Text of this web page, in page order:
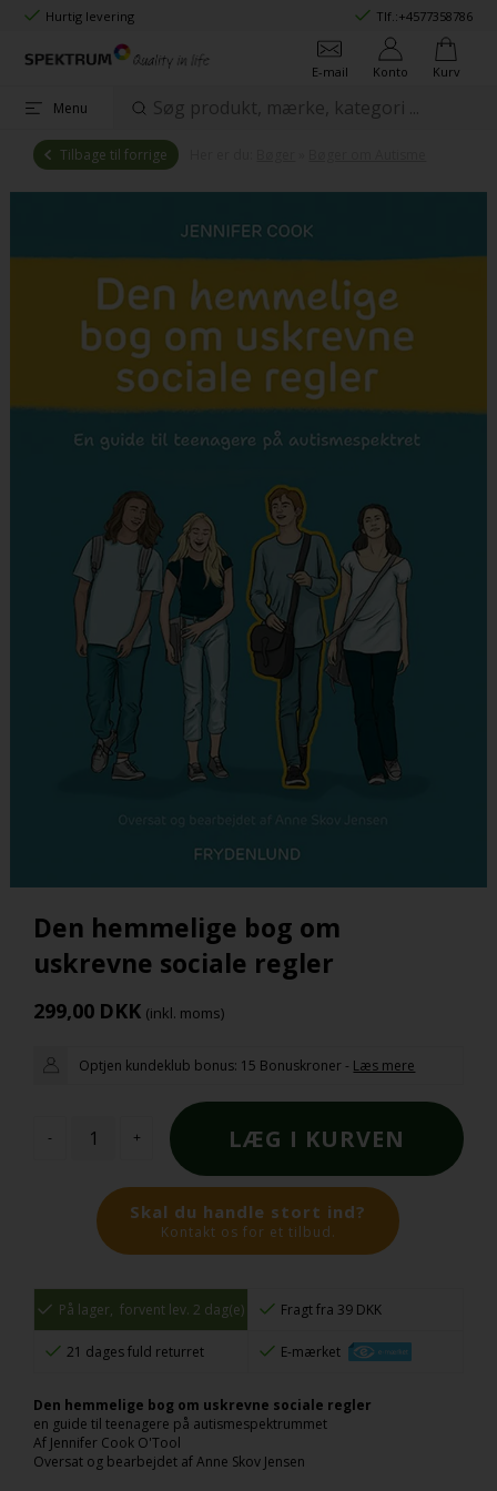
Hurtig levering Tlf.:+4577358786
E-mail Konto Kurv
Menu
Tilbage til forrige
Den hemmelige bog om
uskrevne sociale regler
299,00 DKK (inkl. moms)
Optjen kundeklub bonus: 15 Bonuskroner - Læs mere
- +
Skal du handle stort ind?
Kontakt os for et tilbud.
På lager,forvent lev. 2 dag(e) Fragt fra 39 DKK
21 dages fuld returret E-mærket
Den hemmelige bog om uskrevne sociale regler
en guide til teenagere på autismespektrummet
Af Jennifer Cook O'Tool
Oversat og bearbejdet af Anne Skov Jensen